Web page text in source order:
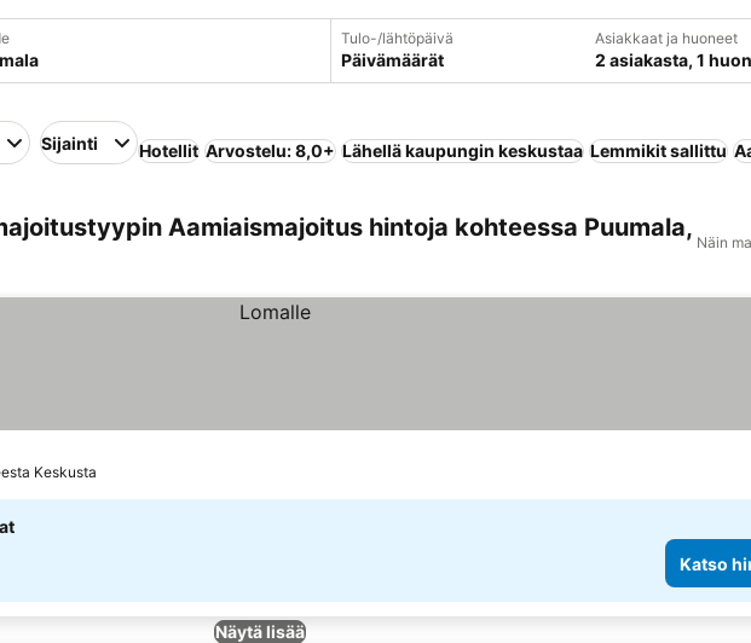
Tulo-/lähtöpäivä
Päivämäärät
Asiakkaat ja huoneet
2 asiakasta, 1
Sijainti Hotellit Arvostelu: 8,0+ Lähellä kaupungin keskustaa Lemmikit sallittu
Aamiaismajoitus hintoja kohteessa Puumala,
Näin
Keskusta
Katso
Näytä lisää